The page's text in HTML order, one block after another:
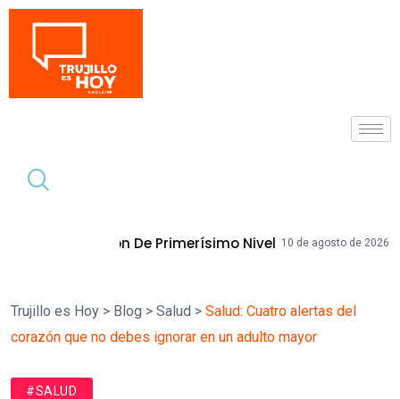
Nivel 10 de agosto de 2026 Becaria
Trujillo es Hoy > Blog > Salud > Salud: Cuatro alertas del
corazón que no debes ignorar en un adulto mayor
#SALUD